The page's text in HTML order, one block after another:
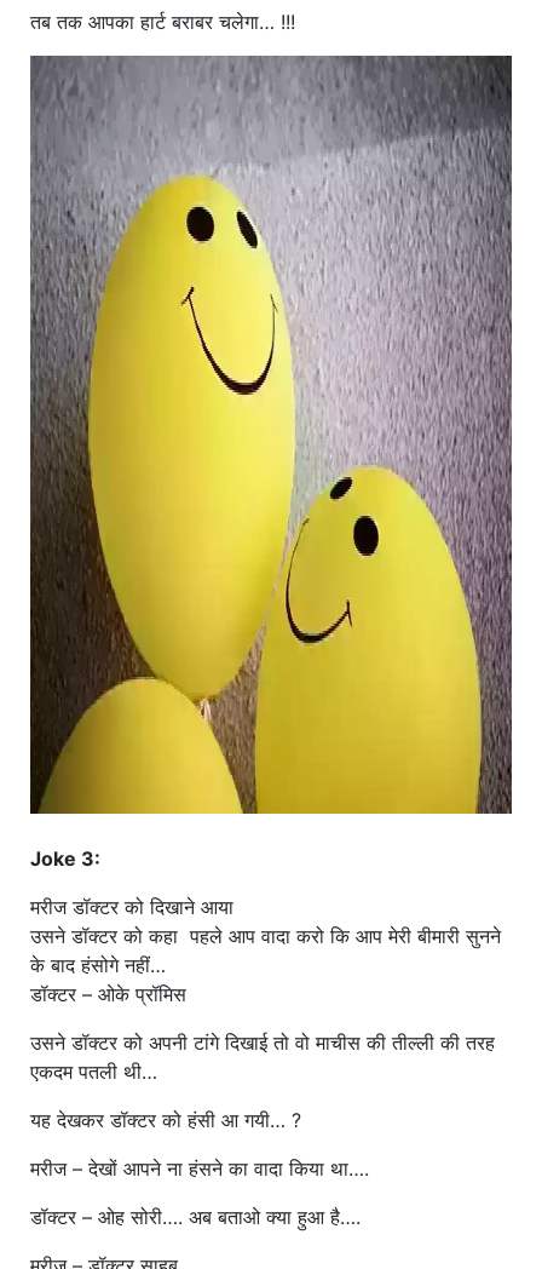
तब तक आपका हार्ट बराबर चलेगा… !!!
Joke 3:
मरीज डॉक्टर को दिखाने आया
उसने डॉक्टर को कहा पहले आप वादा करो कि आप मेरी बीमारी सुनने
के बाद हंसोगे नहीं…
डॉक्टर – ओके प्रॉमिस
उसने डॉक्टर को अपनी टांगे दिखाई तो वो माचीस की तील्ली की तरह
एकदम पतली थी…
यह देखकर डॉक्टर को हंसी आ गयी… ?
मरीज – देखों आपने ना हंसने का वादा किया था….
डॉक्टर – ओह सोरी…. अब बताओ क्या हुआ है….